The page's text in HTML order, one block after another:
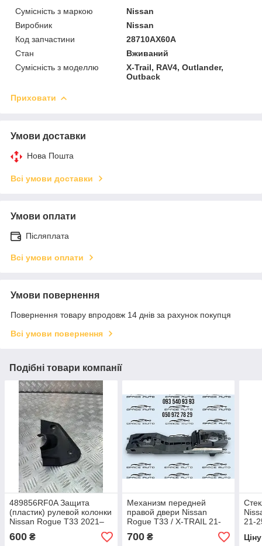
Сумісність з маркою
Nissan
Виробник
Nissan
Код запчастини
28710AX60A
Стан
Вживаний
Сумісність з моделлю
X-Trail, RAV4, Outlander,
Outback
Приховати
Умови доставки
Нова Пошта
Всі умови доставки
Умови оплати
Післяплата
Всі умови оплати
Умови повернення
Повернення товару впродовж 14 днів за рахунок покупця
Всі умови повернення
Подібні товари компанії
489856RF0A Защита
(пластик) рулевой колонки
Nissan Rogue T33 2021–
2025 год, б/у оригинал
600 ₴
Механизм передней
правой двери Nissan
Rogue T33 / X-TRAIL 21-
25 год б/у оригинал без
дефектов 806106RA0A
700₴
21-